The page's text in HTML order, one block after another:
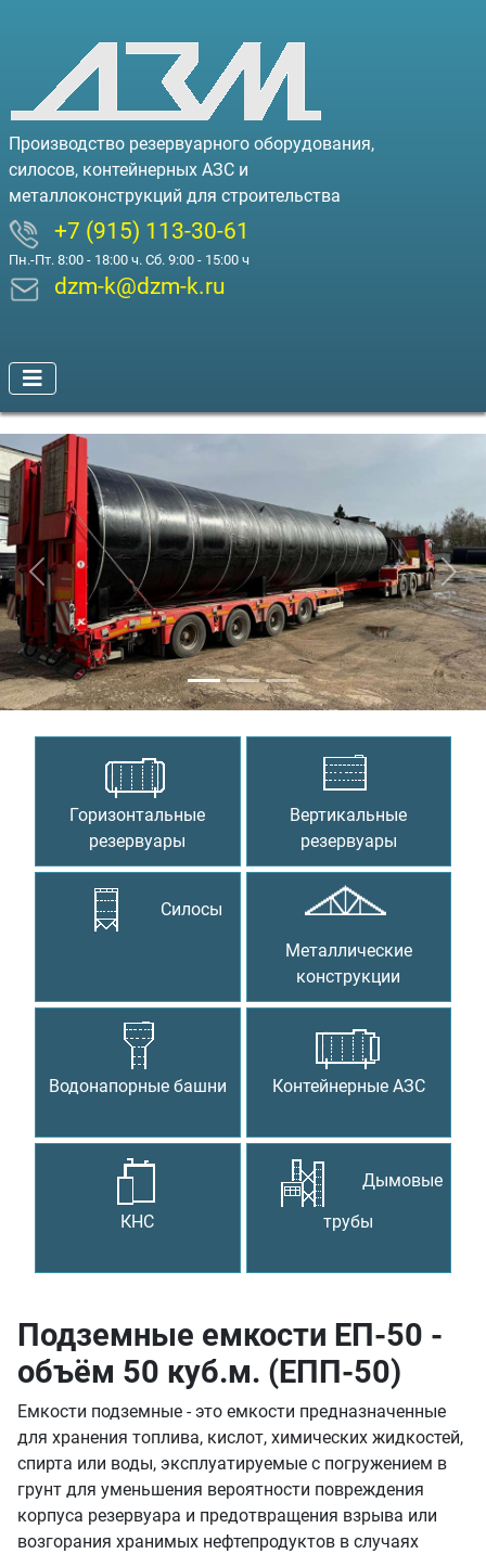
Производство резервуарного оборудования,
силосов, контейнерных АЗС и
металлоконструкций для строительства
+7 (915) 113-30-61
Пн.-Пт. 8:00 - 18:00 ч. Сб. 9:00 - 15:00 ч
dzm-k@dzm-k.ru
Предыдущий
Горизонтальные
резервуары
Вертикальные
резервуары
Силосы
Металлические
конструкции
Водонапорные башни Контейнерные АЗС
КНС
Дымовые
трубы
Подземные емкости ЕП-50 -
объём 50 куб.м. (ЕПП-50)
Емкости подземные - это емкости предназначенные
для хранения топлива, кислот, химических жидкостей,
спирта или воды, эксплуатируемые с погружением в
грунт для уменьшения вероятности повреждения
корпуса резервуара и предотвращения взрыва или
возгорания хранимых нефтепродуктов в случаях